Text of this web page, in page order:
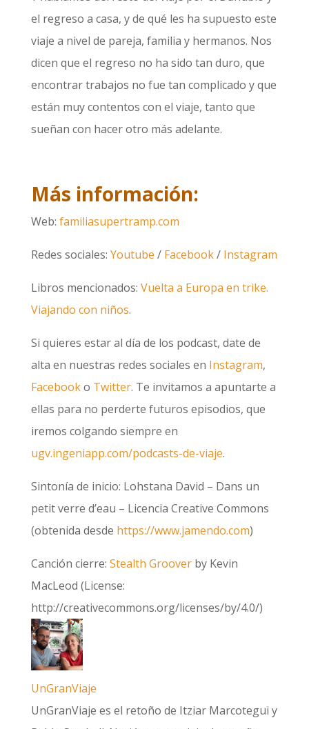
el regreso a casa, y de qué les ha supuesto este
viaje a nivel de pareja, familia y hermanos. Nos
dicen que el regreso no ha sido tan duro, que
encontrar trabajos no fue tan complicado y que
están muy contentos con el viaje, tanto que
sueñan con hacer otro más adelante.
Más información:
Web: familiasupertramp.com
Redes sociales: Youtube / Facebook/ Instagram
Libros mencionados: Vuelta a Europa en trike.
Viajando con niños.
Si quieres estar al día de los podcast, date de
alta en nuestras redes sociales en Instagram,
Facebooko Twitter. Te invitamos a apuntarte a
ellas para no perderte futuros episodios, que
iremos colgando siempre en
ugv.ingeniapp.com/podcasts-de-viaje.
Sintonía de inicio: Lohstana David – Dans un
petit verre d’eau – Licencia Creative Commons
(obtenida desde https://www.jamendo.com)
Canción cierre: Stealth Grooverby Kevin
MacLeod (License:
http://creativecommons.org/licenses/by/4.0/)
UnGranViaje
UnGranViaje es el retoño de Itziar Marcotegui y